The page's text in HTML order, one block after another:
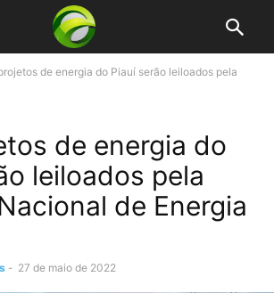
de energia do Piauí serão leiloados pela
de energia do
leiloados pela
de Energia
- 27 de maio de 2022